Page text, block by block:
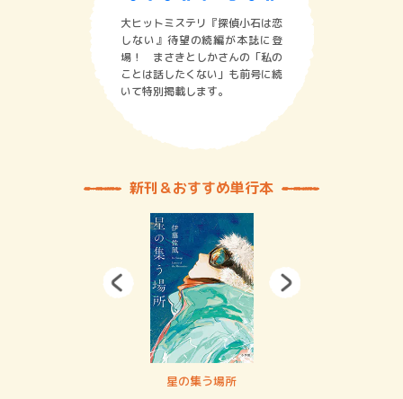
大ヒットミステリ『探偵小石は恋
しない』待望の続編が本誌に登
場！ まさきとしかさんの「私の
ことは話したくない」も前号に続
いて特別掲載します。
新刊＆おすすめ単行本
星の集う場所